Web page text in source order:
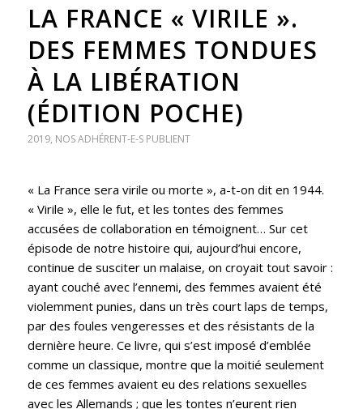
LA FRANCE « VIRILE ».
DES FEMMES TONDUES
À LA LIBÉRATION
(ÉDITION POCHE)
2019, NOS ADHÉRENT-E-S PUBLIENT
« La France sera virile ou morte », a-t-on dit en 1944.
« Virile », elle le fut, et les tontes des femmes
accusées de collaboration en témoignent… Sur cet
épisode de notre histoire qui, aujourd’hui encore,
continue de susciter un malaise, on croyait tout savoir :
ayant couché avec l’ennemi, des femmes avaient été
violemment punies, dans un très court laps de temps,
par des foules vengeresses et des résistants de la
dernière heure. Ce livre, qui s’est imposé d’emblée
comme un classique, montre que la moitié seulement
de ces femmes avaient eu des relations sexuelles
avec les Allemands ; que les tontes n’eurent rien